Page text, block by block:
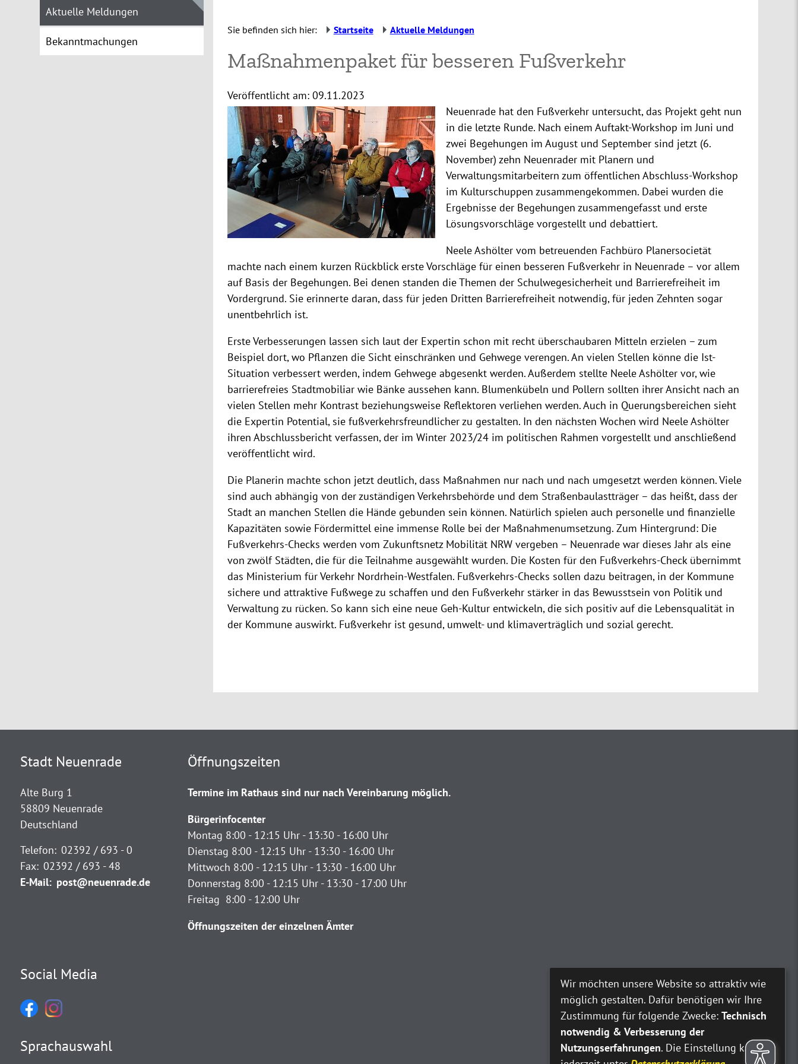
Aktuelle Meldungen
Bekanntmachungen
Sie befinden sich hier: Startseite Aktuelle Meldungen
Maßnahmenpaket für besseren Fußverkehr
Veröffentlicht am: 09.11.2023
Neuenrade hat den Fußverkehr untersucht, das Projekt geht nun
in die letzte Runde. Nach einem Auftakt-Workshop im Juni und
zwei Begehungen im August und September sind jetzt (6.
November) zehn Neuenrader mit Planern und
Verwaltungsmitarbeitern zum öffentlichen Abschluss-Workshop
im Kulturschuppen zusammengekommen. Dabei wurden die
Ergebnisse der Begehungen zusammengefasst und erste
Lösungsvorschläge vorgestellt und debattiert.
Neele Ashölter vom betreuenden Fachbüro Planersocietät
machte nach einem kurzen Rückblick erste Vorschläge für einen besseren Fußverkehr in Neuenrade – vor allem
auf Basis der Begehungen. Bei denen standen die Themen der Schulwegesicherheit und Barrierefreiheit im
Vordergrund. Sie erinnerte daran, dass für jeden Dritten Barrierefreiheit notwendig, für jeden Zehnten sogar
unentbehrlich ist.
Erste Verbesserungen lassen sich laut der Expertin schon mit recht überschaubaren Mitteln erzielen – zum
Beispiel dort, wo Pflanzen die Sicht einschränken und Gehwege verengen. An vielen Stellen könne die Ist-
Situation verbessert werden, indem Gehwege abgesenkt werden. Außerdem stellte Neele Ashölter vor, wie
barrierefreies Stadtmobiliar wie Bänke aussehen kann. Blumenkübeln und Pollern sollten ihrer Ansicht nach an
vielen Stellen mehr Kontrast beziehungsweise Reflektoren verliehen werden. Auch in Querungsbereichen sieht
die Expertin Potential, sie fußverkehrsfreundlicher zu gestalten. In den nächsten Wochen wird Neele Ashölter
ihren Abschlussbericht verfassen, der im Winter 2023/24 im politischen Rahmen vorgestellt und anschließend
veröffentlicht wird.
Die Planerin machte schon jetzt deutlich, dass Maßnahmen nur nach und nach umgesetzt werden können. Viele
sind auch abhängig von der zuständigen Verkehrsbehörde und dem Straßenbaulastträger – das heißt, dass der
Stadt an manchen Stellen die Hände gebunden sein können. Natürlich spielen auch personelle und finanzielle
Kapazitäten sowie Fördermittel eine immense Rolle bei der Maßnahmenumsetzung. Zum Hintergrund: Die
Fußverkehrs-Checks werden vom Zukunftsnetz Mobilität NRW vergeben – Neuenrade war dieses Jahr als eine
von zwölf Städten, die für die Teilnahme ausgewählt wurden. Die Kosten für den Fußverkehrs-Check übernimmt
das Ministerium für Verkehr Nordrhein-Westfalen. Fußverkehrs-Checks sollen dazu beitragen, in der Kommune
sichere und attraktive Fußwege zu schaffen und den Fußverkehr stärker in das Bewusstsein von Politik und
Verwaltung zu rücken. So kann sich eine neue Geh-Kultur entwickeln, die sich positiv auf die Lebensqualität in
der Kommune auswirkt. Fußverkehr ist gesund, umwelt- und klimaverträglich und sozial gerecht.
Stadt Neuenrade
Alte Burg 1
58809 Neuenrade
Deutschland
Telefon: 02392 / 693 - 0
Fax: 02392 / 693 - 48
E-Mail: post@neuenrade.de
Öffnungszeiten
Termine im Rathaus sind nur nach Vereinbarung möglich.
Bürgerinfocenter
Montag 8:00 - 12:15 Uhr - 13:30 - 16:00 Uhr
Dienstag 8:00 - 12:15 Uhr - 13:30 - 16:00 Uhr
Mittwoch 8:00 - 12:15 Uhr - 13:30 - 16:00 Uhr
Donnerstag 8:00 - 12:15 Uhr - 13:30 - 17:00 Uhr
Freitag 8:00 - 12:00 Uhr
Öffnungszeiten der einzelnen Ämter
Social Media
Sprachauswahl
Wir möchten unsere Website so attraktiv wie
möglich gestalten. Dafür benötigen wir Ihre
Zustimmung für folgende Zwecke: Technisch
notwendig & Verbesserung der
Nutzungserfahrungen. Die Einstellung kann